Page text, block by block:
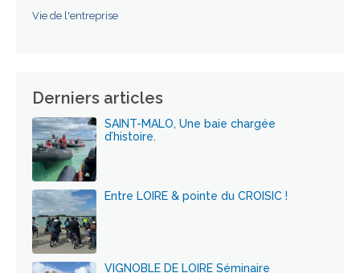
Vie de l'entreprise
Derniers articles
SAINT-MALO, Une baie chargée
d’histoire.
Entre LOIRE & pointe du CROISIC !
VIGNOBLE DE LOIRE Séminaire